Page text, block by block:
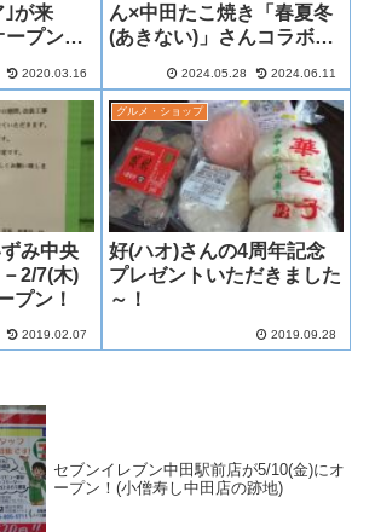
｣が来
ープン予
2020.03.16
ん×中田たこ焼き「春夏冬
(あきない)」さんコラボ企
ート！
2024.05.28 2024.06.11
み中央
2/7(木)
プン！
2019.02.07
グルメ・ショップ
好(ハオ)さんの4周年記念
プレゼントいただきました
～！
2019.09.28
セブンイレブン中田駅前店が5/10(金)にオ
ープン！(小僧寿し中田店の跡地)